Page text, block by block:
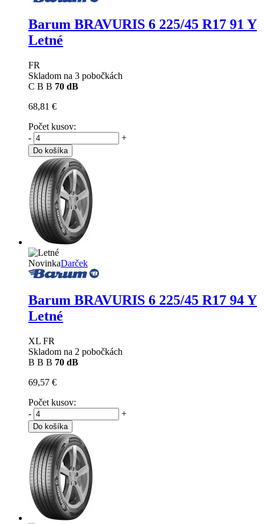
Barum BRAVURIS 6 225/45 R17 91 Y
Letné
FR
Skladom na 3 pobočkách
C B B 70 dB
68,81 €
Počet kusov:
-
+
Do košíka
NovinkaDarček
Barum BRAVURIS 6 225/45 R17 94 Y
Letné
XL FR
Skladom na 2 pobočkách
B B B 70 dB
69,57 €
Počet kusov:
-
+
Do košíka